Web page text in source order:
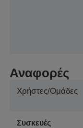
Αναφορές
Χρήστες/Ομάδες
Συσκευές